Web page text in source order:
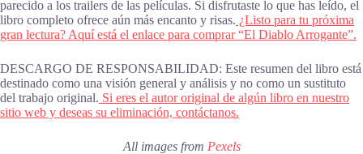
parecido a los trailers de las películas. Si disfrutaste lo que has leído, el
libro completo ofrece aún más encanto y risas. ¿Listo para tu próxima
gran lectura? Aquí está el enlace para comprar “El Diablo Arrogante”.
DESCARGO DE RESPONSABILIDAD: Este resumen del libro está
destinado como una visión general y análisis y no como un sustituto
del trabajo original. Si eres el autor original de algún libro en nuestro
sitio web y deseas su eliminación, contáctanos.
All images from Pexels